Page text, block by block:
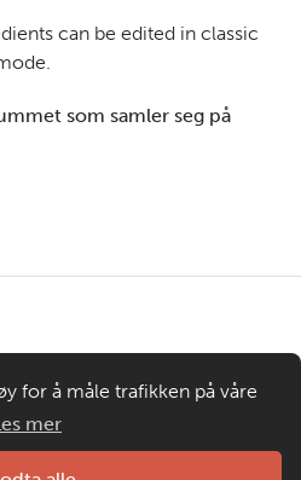
can be edited in classic
som samler seg på
for å måle trafikken på våre
plasseres i din nettleser og
og drift av våre
mer